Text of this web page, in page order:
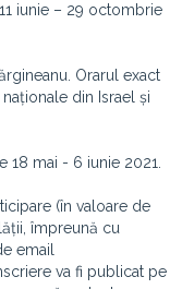
iunie – 29 octombrie
Orarul exact
din Israel și
18 mai - 6 iunie 2021.
(în valoare de
împreună cu
email
va fi publicat pe